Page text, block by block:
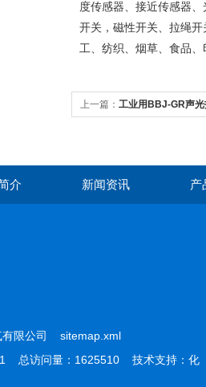
度传感器、接近传感器
开关，磁性开关、拉绳
工、纺织、烟草、食品
上一篇： 工业用BBJ-GR声光
介 新闻资讯 产
有限公司 sitemap.xml
总访问量：1625510 技术支持： 化